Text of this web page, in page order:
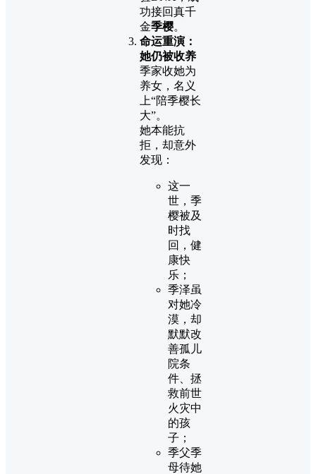
功接回真千
金季樱。
命运重演：
她仍被收养
季家收她为
养女，名义
上“陪季樱长
大”。
她本能抗
拒，却意外
发现：
这一
世，季
樱被及
时找
回，健
康快
乐；
季泽虽
对她冷
漠，却
默默改
善孤儿
院条
件、拯
救前世
火灾中
的孩
子；
季父季
母待她